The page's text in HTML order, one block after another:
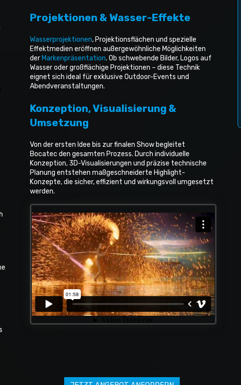
Projektionen & Wasser-Effekte
Wasserprojektionen, Projektionsflächen und spezielle
Effektmedien eröffnen außergewöhnliche Möglichkeiten
der Markenpräsentation. Ob schwebende Bilder, Logos auf
Wasser oder großflächige Projektionen – diese Technik
eignet sich ideal für exklusive Outdoor-Events und
Abendveranstaltungen.
Konzeption, Visualisierung &
Umsetzung
Von der ersten Idee bis zur finalen Show begleitet
Bocatec den gesamten Prozess. Durch individuelle
Konzeption, 3D-Visualisierungen und präzise technische
Planung entstehen maßgeschneiderte Highlight-
Konzepte, die sicher, effizient und wirkungsvoll umgesetzt
werden.